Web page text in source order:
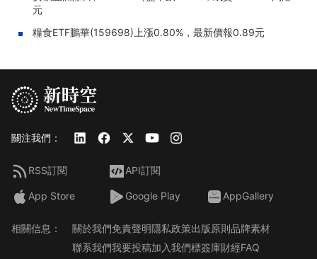
元
糧食ETF鵬華(159698)上漲0.80%，最新價報0.89元
關注我們：
RSS訂閱 API訂閱
App Store Google Play AppGallery
相關信息： 關於我們免責聲明隱私政策出版原則品牌素材
聯系我們我要投稿加入我們標簽庫財經FAQ